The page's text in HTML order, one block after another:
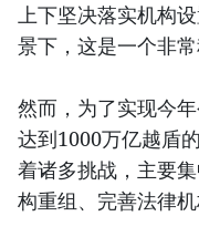
上下坚决落实机构
景下，这是一个非常
然而，为了实现今
达到1000万亿越盾
着诸多挑战，主要
构重组、完善法律